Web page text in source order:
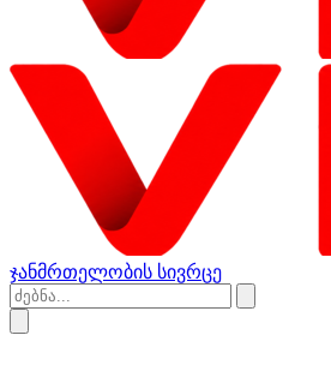
ჯანმრთელობის სივრცე